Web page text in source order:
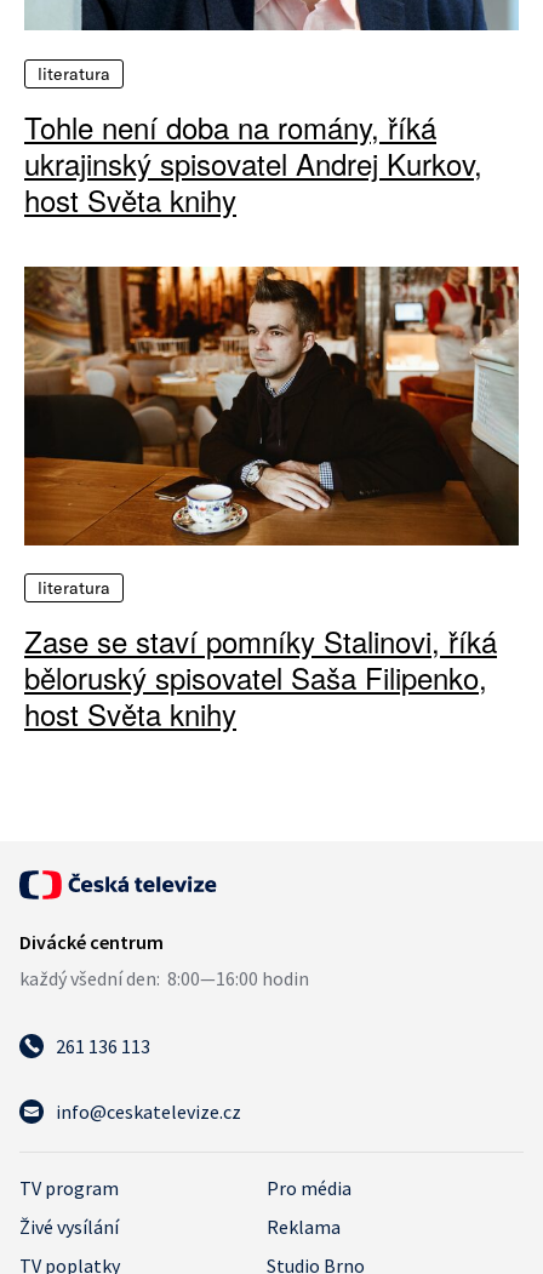
literatura
Tohle není doba na romány, říká
ukrajinský spisovatel Andrej Kurkov,
host Světa knihy
literatura
Zase se staví pomníky Stalinovi, říká
běloruský spisovatel Saša Filipenko,
host Světa knihy
261 136 113
info@ceskatelevize.cz
TV program
Pro média
Živé vysílání
Reklama
TV poplatky
Studio Brno